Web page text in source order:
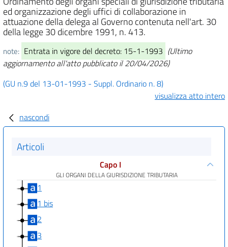
ed organizzazione degli uffici di collaborazione in
attuazione della delega al Governo contenuta nell'art. 30
della legge 30 dicembre 1991, n. 413.
note: Entrata in vigore del decreto: 15-1-1993 (Ultimo
aggiornamento all'atto pubblicato il 20/04/2026)
(GU n.9 del 13-01-1993 - Suppl. Ordinario n. 8)
visualizza atto intero
nascondi
Articoli
Capo I
GLI ORGANI DELLA GIURISDIZIONE TRIBUTARIA
1
1 bis
2
3